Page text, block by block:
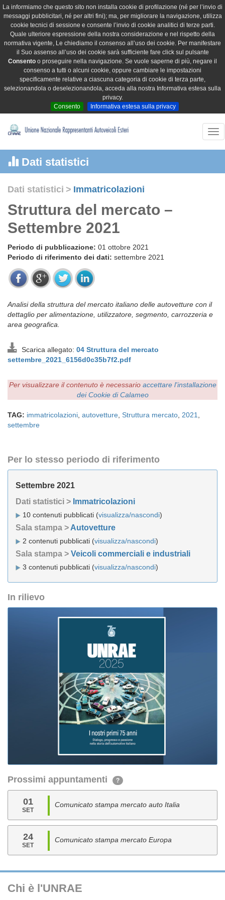
La informiamo che questo sito non installa cookie di profilazione (né per l’invio di
messaggi pubblicitari, né per altri fini); ma, per migliorare la navigazione, utilizza
cookie tecnici di sessione e consente l’invio di cookie analitici di terze parti.
Quale ulteriore espressione della nostra considerazione e nel rispetto della
normativa vigente, Le chiediamo il consenso all’uso dei cookie. Per manifestare
il Suo assenso all’uso dei cookie sarà sufficiente fare click sul pulsante
Consento o proseguire nella navigazione. Se vuole saperne di più, negare il
consenso a tutti o alcuni cookie, oppure cambiare le impostazioni
specificamente relative a ciascuna categoria di cookie di terza parte,
selezionandola o deselezionandola, acceda alla nostra Informativa estesa sulla
privacy.
Consento
Informativa estesa sulla privacy
Dati statistici
Dati statistici > Immatricolazioni
Struttura del mercato –
Settembre 2021
Periodo di pubblicazione: 01 ottobre 2021
Periodo di riferimento dei dati: settembre 2021
Analisi della struttura del mercato italiano delle autovetture con il
dettaglio per alimentazione, utilizzatore, segmento, carrozzeria e
area geografica.
Scarica allegato: 04 Struttura del mercato
settembre_2021_6156d0c35b7f2.pdf
Per visualizzare il contenuto è necessario accettare l'installazione
dei Cookie di Calameo
TAG: immatricolazioni autovetture Struttura mercato 2021
settembre
Per lo stesso periodo di riferimento
Settembre 2021
Dati statistici > Immatricolazioni
10 contenuti pubblicati (visualizza/nascondi)
Sala stampa > Autovetture
2 contenuti pubblicati (visualizza/nascondi)
Sala stampa > Veicoli commerciali e industriali
3 contenuti pubblicati (visualizza/nascondi)
In rilievo
Prossimi appuntamenti ?
01
SET
Comunicato stampa mercato auto Italia
24
SET
Comunicato stampa mercato Europa
Chi è l'UNRAE